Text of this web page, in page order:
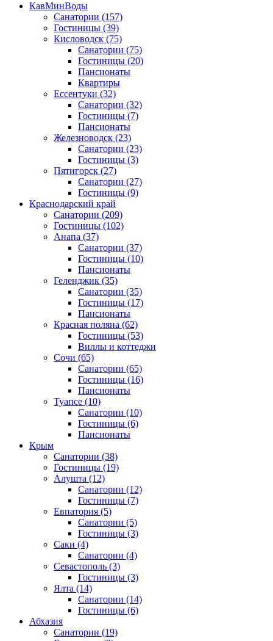
КавМинВоды
Санатории (157)
Гостиницы (39)
Кисловодск (75)
Санатории (75)
Гостиницы (20)
Пансионаты
Квартиры
Ессентуки (32)
Санатории (32)
Гостиницы (7)
Пансионаты
Железноводск (23)
Санатории (23)
Гостиницы (3)
Пятигорск (27)
Санатории (27)
Гостиницы (9)
Краснодарский край
Санатории (209)
Гостиницы (102)
Анапа (37)
Санатории (37)
Гостиницы (10)
Пансионаты
Геленджик (35)
Санатории (35)
Гостиницы (17)
Пансионаты
Красная поляна (62)
Гостиницы (53)
Виллы и коттеджи
Сочи (65)
Санатории (65)
Гостиницы (16)
Пансионаты
Туапсе (10)
Санатории (10)
Гостиницы (6)
Пансионаты
Крым
Санатории (38)
Гостиницы (19)
Алушта (12)
Санатории (12)
Гостиницы (7)
Евпатория (5)
Санатории (5)
Гостиницы (3)
Саки (4)
Санатории (4)
Севастополь (3)
Гостиницы (3)
Ялта (14)
Санатории (14)
Гостиницы (6)
Абхазия
Санатории (19)